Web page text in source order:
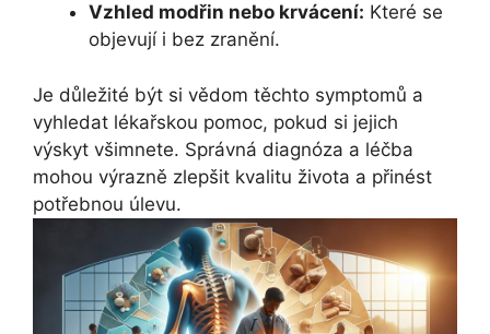
Vzhled modřin nebo krvácení: Které se
objevují i bez zranění.
Je důležité být si vědom těchto symptomů a
vyhledat lékařskou pomoc, pokud si jejich
výskyt všimnete. Správná diagnóza a léčba
mohou výrazně zlepšit kvalitu života a přinést
potřebnou úlevu.